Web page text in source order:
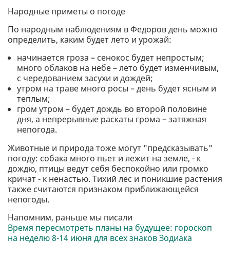
Народные приметы о погоде
По народным наблюдениям в Федоров день можно
определить, каким будет лето и урожай:
начинается гроза – сенокос будет непростым;
много облаков на небе – лето будет изменчивым,
с чередованием засухи и дождей;
утром на траве много росы – день будет ясным и
теплым;
гром утром – будет дождь во второй половине
дня, а непрерывные раскаты грома – затяжная
непогода.
Животные и природа тоже могут "предсказывать"
погоду: собака много пьет и лежит на земле, - к
дождю, птицы ведут себя беспокойно или громко
кричат - к ненастью. Тихий лес и поникшие растения
также считаются признаком приближающейся
непогоды.
Напомним, раньше мы писали
Время пересмотреть планы на будущее: гороскоп
на неделю 8-14 июня для всех знаков Зодиака